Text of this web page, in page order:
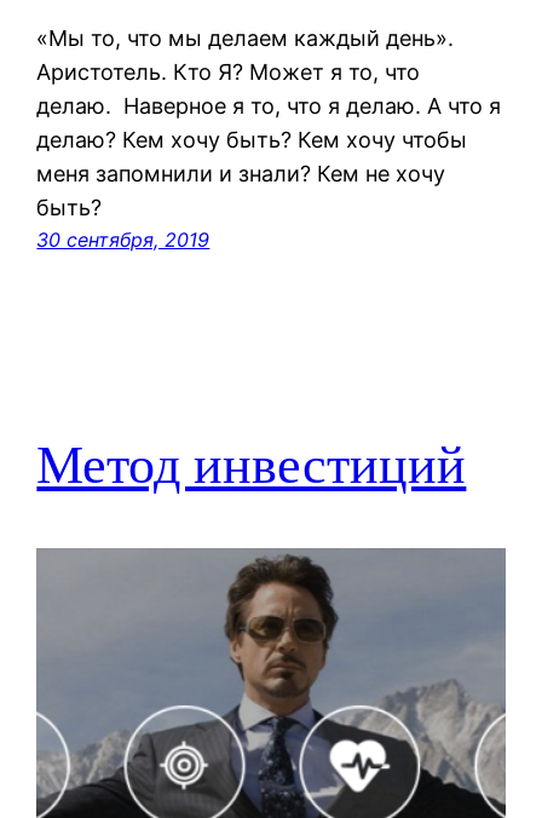
«Мы то, что мы делаем каждый день».
Аристотель. Кто Я? Может я то, что
делаю. Наверное я то, что я делаю. А что я
делаю? Кем хочу быть? Кем хочу чтобы
меня запомнили и знали? Кем не хочу
быть?
30 сентября, 2019
Метод инвестиций